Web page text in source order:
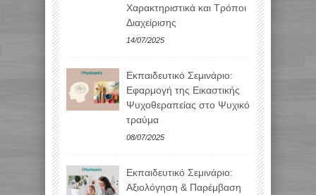
Χαρακτηριστικά και Τρόποι
Διαχείρισης
14/07/2025
Εκπαιδευτικό Σεμινάριο:
Εφαρμογή της Εικαστικής
Ψυχοθεραπείας στο Ψυχικό
τραύμα
08/07/2025
Εκπαιδευτικό Σεμινάριο:
Αξιολόγηση & Παρέμβαση